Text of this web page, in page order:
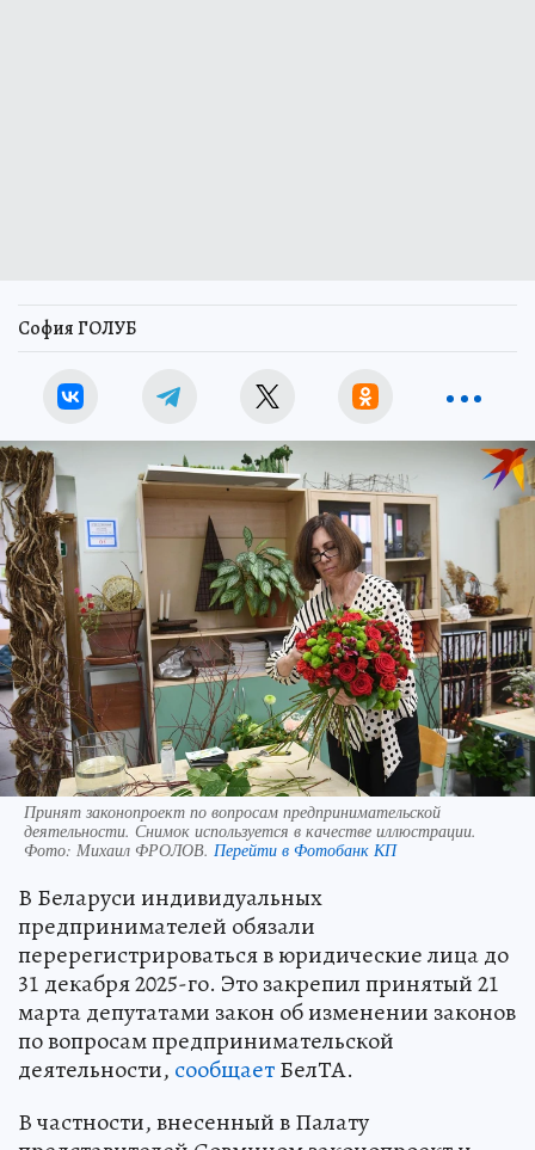
София ГОЛУБ
Принят законопроект по вопросам предпринимательской
деятельности. Снимок используется в качестве иллюстрации.
Фото: Михаил ФРОЛОВ. Перейти в Фотобанк КП
В Беларуси индивидуальных
предпринимателей обязали
перерегистрироваться в юридические лица до
31 декабря 2025-го. Это закрепил принятый 21
марта депутатами закон об изменении законов
по вопросам предпринимательской
деятельности, сообщаетБелТА.
В частности, внесенный в Палату